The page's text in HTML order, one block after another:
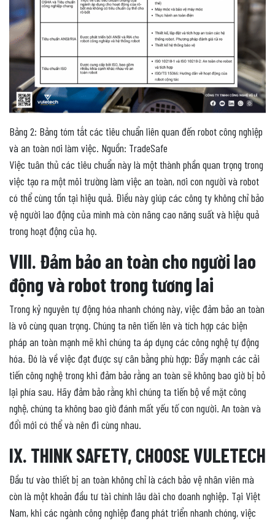
Bảng 2: Bảng tóm tắt các tiêu chuẩn liên quan đến robot công nghiệp
và an toàn nơi làm việc. Nguồn: TradeSafe
Việc tuân thủ các tiêu chuẩn này là một thành phần quan trọng trong
việc tạo ra một môi trường làm việc an toàn, nơi con người và robot
có thể cùng tồn tại hiệu quả. Điều này giúp các công ty không chỉ bảo
vệ người lao động của mình mà còn nâng cao năng suất và hiệu quả
trong hoạt động của họ.
VIII. Đảm bảo an toàn cho người lao
động và robot trong tương lai
Trong kỷ nguyên tự động hóa nhanh chóng này, việc đảm bảo an toàn
là vô cùng quan trọng. Chúng ta nên tiến lên và tích hợp các biện
pháp an toàn mạnh mẽ khi chúng ta áp dụng các công nghệ tự động
hóa. Đó là về việc đạt được sự cân bằng phù hợp: Đẩy mạnh các cải
tiến công nghệ trong khi đảm bảo rằng an toàn sẽ không bao giờ bị bỏ
lại phía sau. Hãy đảm bảo rằng khi chúng ta tiến bộ về mặt công
nghệ, chúng ta không bao giờ đánh mất yếu tố con người. An toàn và
đổi mới có thể và nên đi cùng nhau.
IX. THINK SAFETY, CHOOSE VULETECH
Đầu tư vào thiết bị an toàn không chỉ là cách bảo vệ nhân viên mà
còn là một khoản đầu tư tài chính lâu dài cho doanh nghiệp. Tại Việt
Nam, khi các ngành công nghiệp đang phát triển nhanh chóng, việc